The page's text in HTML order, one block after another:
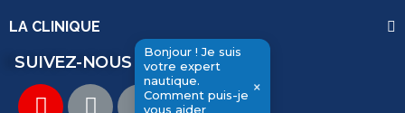
Bonjour ! Je suis
votre expert
nautique.
Comment puis-je
vous aider
×
LA CLINIQUE
SUIVEZ-NOUS